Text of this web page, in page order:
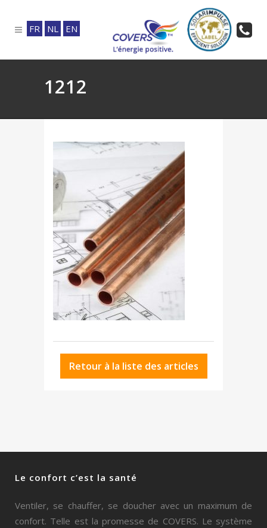
FR NL EN
1212
Retour à la liste des articles
Le confort c’est la santé
Ventiler, se chauffer, se doucher avec un maximum de
confort. Telle est la promesse de COVERS. Le système